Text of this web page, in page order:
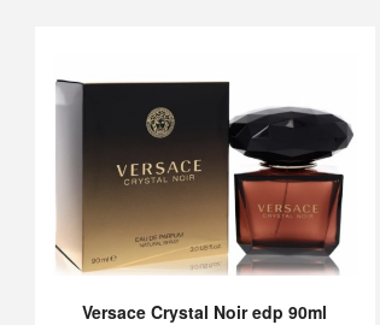
Versace Crystal Noir edp 90ml